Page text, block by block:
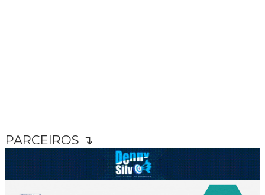
PARCEIROS ↴